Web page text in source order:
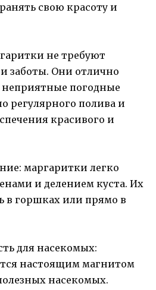
свою красоту и
не требуют
заботы. Они отлично
неприятные погодные
регулярного полива и
красивого и
маргаритки легко
и делением куста. Их
горшках или прямо в
для насекомых:
настоящим магнитом
насекомых.